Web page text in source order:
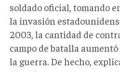
soldado oficial, tomando
la invasión
2003, la cantidad de
campo de batalla
la guerra. De hecho,